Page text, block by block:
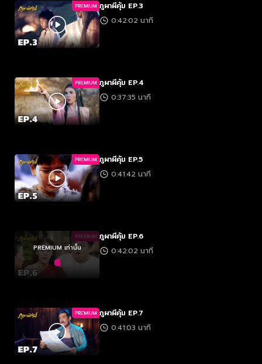
PREMIUM ภูผาผีคุ้ม EP.3
0:42:02 นาที
PREMIUM ภูผาผีคุ้ม EP.4
0:37:35 นาที
PREMIUM ภูผาผีคุ้ม EP.5
0:41:42 นาที
PREMIUM
PREMIUM เท่านั้น
ภูผาผีคุ้ม EP.6
0:42:02 นาที
PREMIUM ภูผาผีคุ้ม EP.7
0:41:03 นาที